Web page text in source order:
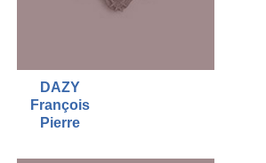
DAZY
François
Pierre